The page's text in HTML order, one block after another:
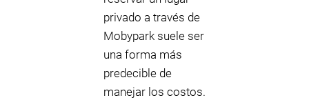
privado a través de
Mobypark suele ser
una forma más
predecible de
manejar los costos.